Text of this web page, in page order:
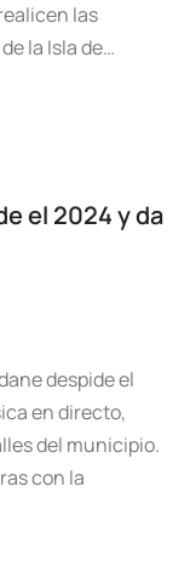
las
la Isla de…
el 2024 y da
despide el
en directo,
del municipio.
con la